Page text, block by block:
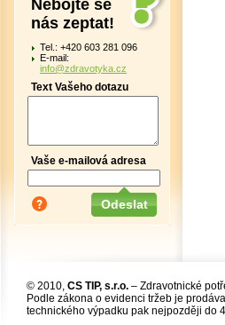
Nebojte se
nás zeptat!
Tel.: +420 603 281 096
E-mail:
info@zdravotyka.cz
Text Vašeho dotazu
Vaše e-mailová adresa
© 2010, CS TIP, s.r.o. – Zdravotnické
Podle zákona o evidenci tržeb je
technického výpadku pak nejpozději do